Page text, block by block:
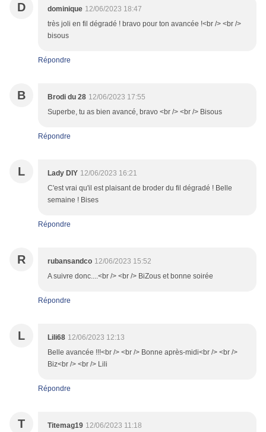
D dominique 12/06/2023 18:47
très joli en fil dégradé ! bravo pour ton avancée !<br /> <br />
bisous
Répondre
B Brodi du 28 12/06/2023 17:55
Superbe, tu as bien avancé, bravo <br /> <br /> Bisous
Répondre
L Lady DIY 12/06/2023 16:21
C'est vrai qu'il est plaisant de broder du fil dégradé ! Belle
semaine ! Bises
Répondre
R rubansandco 12/06/2023 15:52
A suivre donc....<br /> <br /> BiZous et bonne soirée
Répondre
L Lili68 12/06/2023 12:13
Belle avancée !!!<br /> <br /> Bonne après-midi<br /> <br />
Biz<br /> <br /> Lili
Répondre
T Titemag19 12/06/2023 11:18